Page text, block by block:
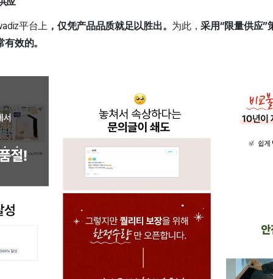
平台上 ，仅凭产品品质就足以胜出。 为此，采用“限量供应”
效的。